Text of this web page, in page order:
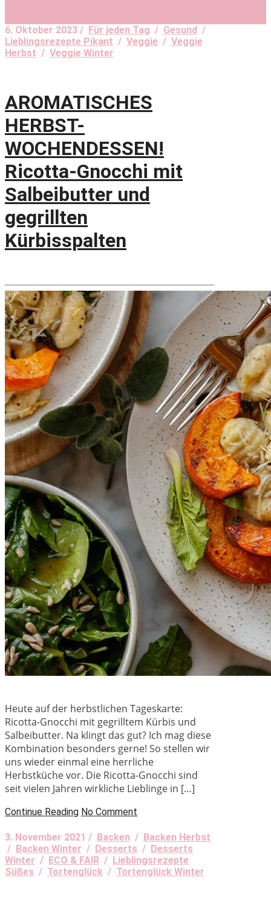
6. Oktober 2023 / Für jeden Tag / Gesund /
Lieblingsrezepte Pikant / Veggie / Veggie
Herbst / Veggie Winter
AROMATISCHES
HERBST-
WOCHENDESSEN!
Ricotta-Gnocchi mit
Salbeibutter und
gegrillten
Kürbisspalten
Heute auf der herbstlichen Tageskarte:
Ricotta-Gnocchi mit gegrilltem Kürbis und
Salbeibutter. Na klingt das gut? Ich mag diese
Kombination besonders gerne! So stellen wir
uns wieder einmal eine herrliche
Herbstküche vor. Die Ricotta-Gnocchi sind
seit vielen Jahren wirkliche Lieblinge in […]
Continue Reading No Comment
3. November 2021 / Backen / Backen Herbst
/ Backen Winter / Desserts / Desserts
Winter / ECO & FAIR / Lieblingsrezepte
Süßes / Tortenglück / Tortenglück Winter